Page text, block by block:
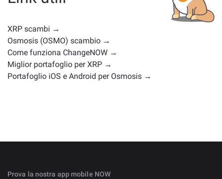
pagina principale di
scambio.
XRP scambi →
Osmosis (OSMO) scambio →
Come funziona ChangeNOW →
Miglior portafoglio per XRP →
Portafoglio iOS e Android per Osmosis →
Prova la nostra app mobile NOW